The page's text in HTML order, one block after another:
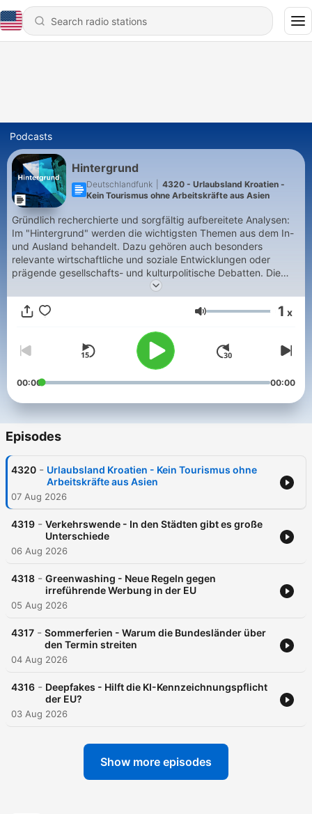
Podcasts
Hintergrund
Deutschlandfunk
4320 - Urlaubsland Kroatien -
Kein Tourismus ohne Arbeitskräfte aus Asien
Gründlich recherchierte und sorgfältig aufbereitete Analysen:
Im "Hintergrund" werden die wichtigsten Themen aus dem In-
und Ausland behandelt. Dazu gehören auch besonders
relevante wirtschaftliche und soziale Entwicklungen oder
prägende gesellschafts- und kulturpolitische Debatten. Die
Sendung vermittelt Vorgeschichte und Zusammenhänge, liefert
Einblicke und Ausblicke – ein wichtiger Wegweiser in einer
immer komplexeren Welt.
Volume 1 x
00:00 00:00
Episodes
4320 - Urlaubsland Kroatien - Kein Tourismus ohne
Arbeitskräfte aus Asien
07 Aug 2026
4319 - Verkehrswende - In den Städten gibt es große
Unterschiede
06 Aug 2026
4318 - Greenwashing - Neue Regeln gegen
irreführende Werbung in der EU
05 Aug 2026
4317 - Sommerferien - Warum die Bundesländer über
den Termin streiten
04 Aug 2026
4316 - Deepfakes - Hilft die KI-Kennzeichnungspflicht
der EU?
03 Aug 2026
Show more episodes